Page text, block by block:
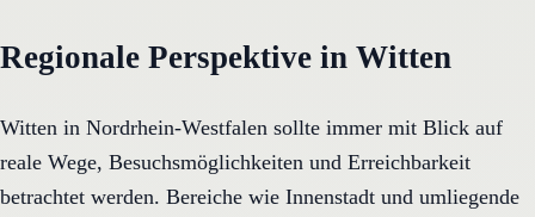
Regionale Perspektive in Witten
Witten in Nordrhein-Westfalen sollte immer mit Blick auf
reale Wege, Besuchsmöglichkeiten und Erreichbarkeit
betrachtet werden. Bereiche wie Innenstadt und umliegende